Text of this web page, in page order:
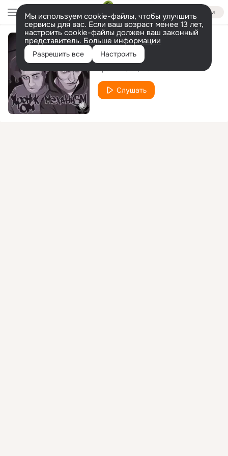
Войти
Мы используем cookie-файлы, чтобы улучшить
сервисы для вас. Если ваш возраст менее 13 лет,
настроить cookie-файлы должен ваш законный
представитель. Больше информации
Разрешить все Настроить
Отражение
Слушать